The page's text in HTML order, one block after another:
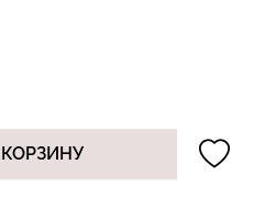
Бесшовный топ с легкой
коррекцией BRA